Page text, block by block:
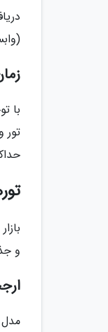
با
حداکثر 21 روز کاری به طول می انجامد، قبل از
و
مدل